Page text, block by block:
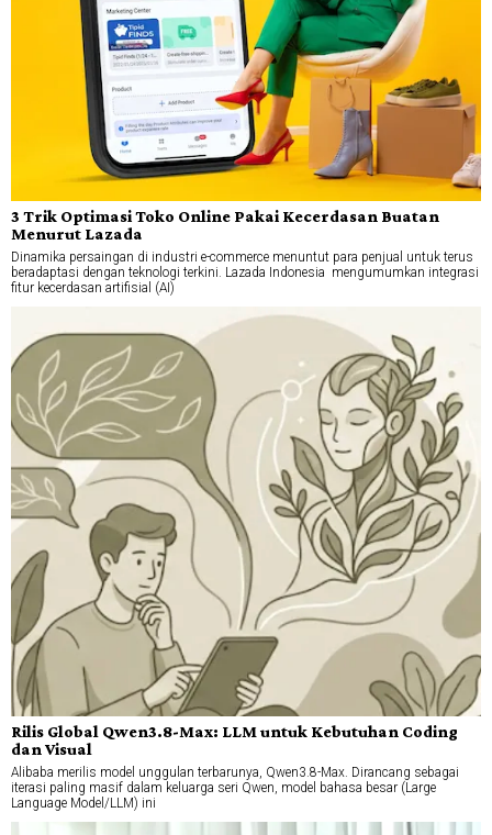
3 Trik Optimasi Toko Online Pakai Kecerdasan Buatan
Menurut Lazada
Dinamika persaingan di industri e-commerce menuntut para penjual untuk terus
beradaptasi dengan teknologi terkini. Lazada Indonesia mengumumkan integrasi
fitur kecerdasan artifisial (AI)
Rilis Global Qwen3.8-Max: LLM untuk Kebutuhan Coding
dan Visual
Alibaba merilis model unggulan terbarunya, Qwen3.8-Max. Dirancang sebagai
iterasi paling masif dalam keluarga seri Qwen, model bahasa besar (Large
Language Model/LLM) ini